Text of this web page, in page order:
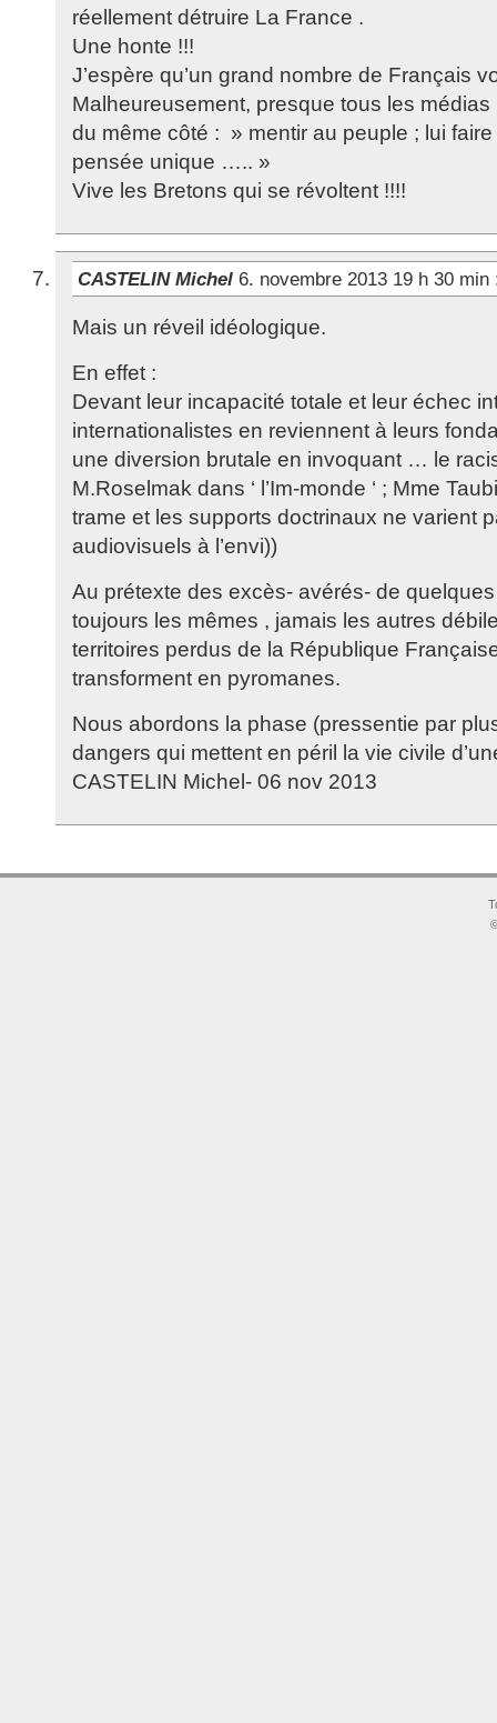
réellement détruire La France .
Une honte !!!
J’espère qu’un grand nombre de Français
Malheureusement, presque tous les
du même côté : » mentir au peuple ; lui faire
pensée unique ….. »
Vive les Bretons qui se révoltent !!!!
CASTELIN Michel 6. novembre 2013 19 h 30 min
Mais un réveil idéologique.
En effet :
Devant leur incapacité totale et leur échec
internationalistes en reviennent à leurs
une diversion brutale en invoquant … le
M.Roselmak dans ‘ l’Im-monde ‘ ; Mme
trame et les supports doctrinaux ne varient
audiovisuels à l’envi))
Au prétexte des excès- avérés- de
toujours les mêmes , jamais les autres
territoires perdus de la République
transforment en pyromanes.
Nous abordons la phase (pressentie par
dangers qui mettent en péril la vie civile
CASTELIN Michel- 06 nov 2013